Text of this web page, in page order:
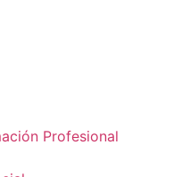
Profesional